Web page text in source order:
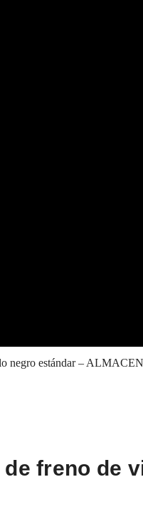
negro estándar –
freno de